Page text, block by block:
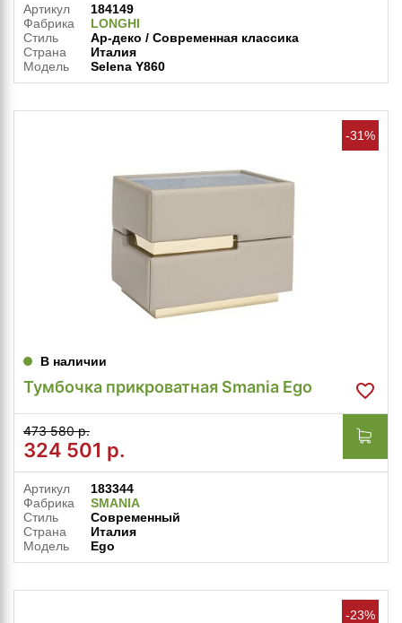
Артикул
184149
Фабрика
LONGHI
Стиль
Ар-деко / Современная классика
Страна
Италия
Модель
Selena Y860
-31%
В наличии
Тумбочка прикроватная Smania Ego
473 580 р.
324 501 р.
Артикул
183344
Фабрика
SMANIA
Стиль
Современный
Страна
Италия
Модель
Ego
-23%